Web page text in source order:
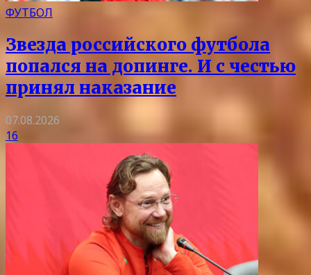
ФУТБОЛ
Звезда российского футбола
попался на допинге. И с честью
принял наказание
07.08.2026
16